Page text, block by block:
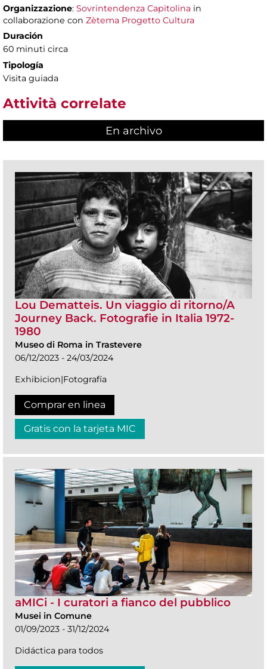
Organizzazione: Sovrintendenza Capitolina in
collaborazione con Zètema Progetto Cultura
Duración
60 minuti circa
Tipología
Visita guiada
Attività correlate
En archivo
Lou Dematteis. Un viaggio di ritorno/A
Journey Back. Fotografie in Italia 1972-
1980
Museo di Roma in Trastevere
06/12/2023 - 24/03/2024
Exhibicion|Fotografía
Comprar en linea
Gratis con la tarjeta MIC
aMICi - I curatori a fianco del pubblico
Musei in Comune
01/09/2023 - 31/12/2024
Didáctica para todos